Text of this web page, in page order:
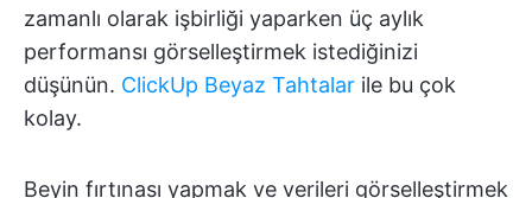
zamanlı olarak işbirliği yaparken üç aylık
performansı görselleştirmek istediğinizi
düşünün. ClickUp Beyaz Tahtalar ile bu çok
kolay.
Beyin fırtınası yapmak ve verileri görselleştirmek